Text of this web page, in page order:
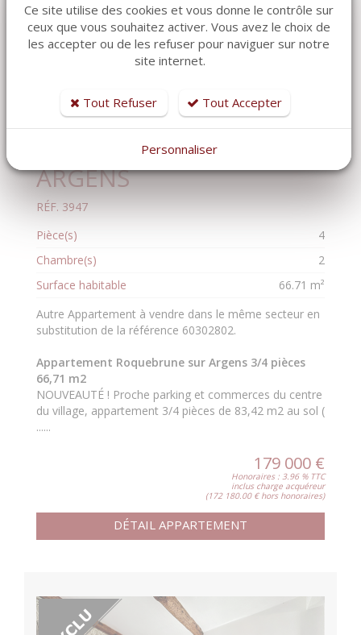
Appartement
ROQUEBRUNE SUR
ARGENS
RÉF. 3947
Pièce(s)
4
Chambre(s)
2
Surface habitable
66.71 m²
Autre Appartement à vendre dans le même secteur en
substitution de la référence 60302802.
Appartement Roquebrune sur Argens 3/4 pièces
66,71 m2
NOUVEAUTÉ ! Proche parking et commerces du centre
du village, appartement 3/4 pièces de 83,42 m2 au sol (
......
179 000 €
Honoraires : 3.96 % TTC
inclus charge acquéreur
(172 180.00 € hors honoraires)
DÉTAIL APPARTEMENT
Ce site utilise des cookies et vous donne le contrôle sur
ceux que vous souhaitez activer. Vous avez le choix de
les accepter ou de les refuser pour naviguer sur notre
site internet.
Tout Refuser Tout Accepter
Personnaliser